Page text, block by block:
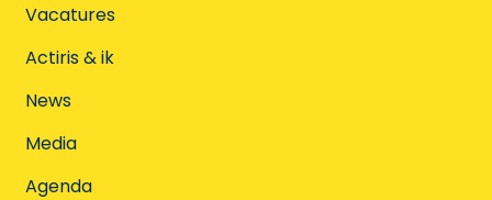
Vacatures
Actiris & ik
News
Media
Agenda